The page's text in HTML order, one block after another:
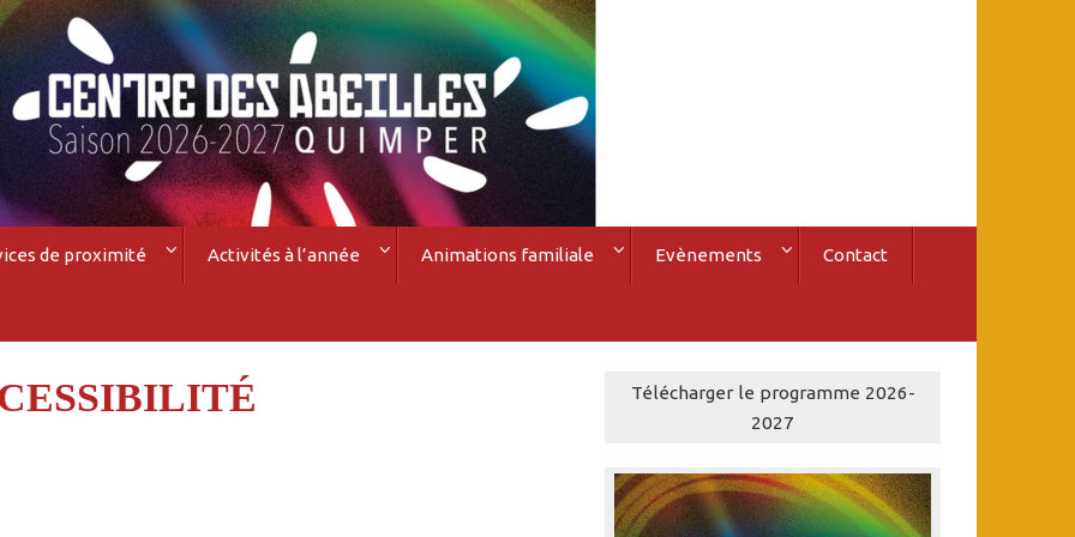
de proximité Activités à l’année Animations familiale Evènements Contact
Télécharger le programme 2026-
2027